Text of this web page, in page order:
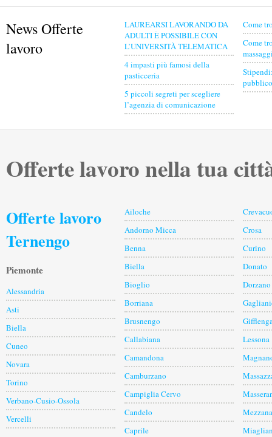
News Offerte
lavoro
LAUREARSI LAVORANDO DA
ADULTI È POSSIBILE CON
L’UNIVERSITÀ TELEMATICA
4 impasti più famosi della
pasticceria
5 piccoli segreti per scegliere
l’agenzia di comunicazione
Come
Come
Offerte lavoro nella tua
Offerte lavoro
Ternengo
Piemonte
Alessandria
Asti
Biella
Cuneo
Novara
Torino
Verbano-Cusio-Ossola
Vercelli
Ailoche
Andorno Micca
Benna
Biella
Bioglio
Borriana
Brusnengo
Callabiana
Camandona
Camburzano
Campiglia Cervo
Candelo
Caprile
Crosa
Curino
Donato
Dorzano
Lessona